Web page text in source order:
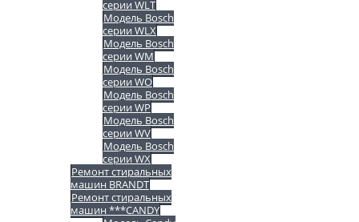
серии WLT
Модель Bosch
серии WLX
Модель Bosch
серии WM
Модель Bosch
серии WO
Модель Bosch
серии WP
Модель Bosch
серии WV
Модель Bosch
серии WX
Ремонт стиральных
машин BRANDT
Ремонт стиральных
машин ***CANDY